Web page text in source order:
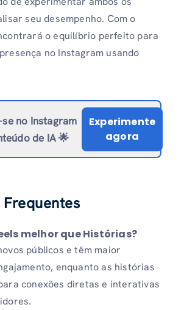
seu desempenho. Com o
o equilíbrio perfeito para
no Instagram usando
no Instagram
de IA 🌟
Experimente
agora
Frequentes
melhor que Histórias?
públicos e têm maior
enquanto as histórias
conexões diretas e interativas